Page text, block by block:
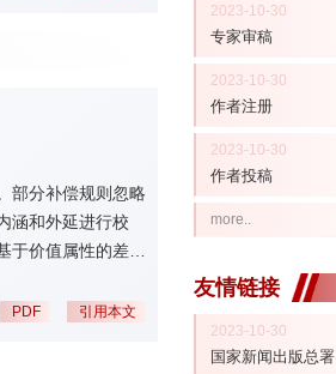
部分补偿规则忽略
涵和外延进行校
于价值属性的差
践中的动态维
PDF 引用本文
2023-10-30
专家审稿
2023-10-30
作者注册
2023-10-30
作者投稿
more..
友情链接
2023-10-30
国家新闻出版总署